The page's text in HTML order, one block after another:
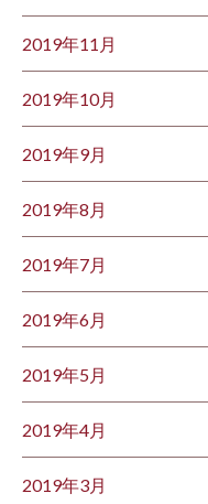
2019年11月
2019年10月
2019年9月
2019年8月
2019年7月
2019年6月
2019年5月
2019年4月
2019年3月